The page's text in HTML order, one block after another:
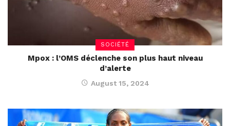
SOCIÉTÉ
Mpox : l’OMS déclenche son plus haut niveau
d’alerte
August 15, 2024